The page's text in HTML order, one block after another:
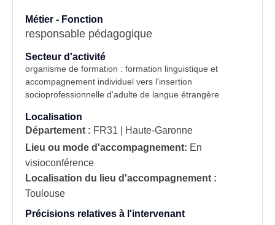
Métier - Fonction
responsable pédagogique
Secteur d'activité
organisme de formation : formation linguistique et
accompagnement individuel vers l'insertion
socioprofessionnelle d'adulte de langue étrangère
Localisation
Département : FR31 | Haute-Garonne
Lieu ou mode d'accompagnement: En
visioconférence
Localisation du lieu d'accompagnement :
Toulouse
Précisions relatives à l'intervenant